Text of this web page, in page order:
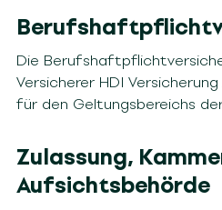
Die
Versicherer HDI
für den Geltungsbereichs
Zulassung,
Aufsichtsbehörde